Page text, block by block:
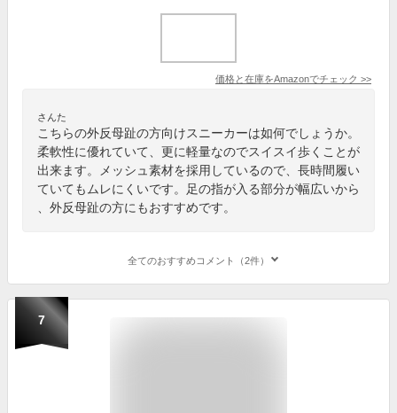
価格と在庫をAmazonでチェック >>
さんた
こちらの外反母趾の方向けスニーカーは如何でしょうか。
柔軟性に優れていて、更に軽量なのでスイスイ歩くことが
出来ます。メッシュ素材を採用しているので、長時間履い
ていてもムレにくいです。足の指が入る部分が幅広いから
、外反母趾の方にもおすすめです。
全てのおすすめコメント（2件）
7